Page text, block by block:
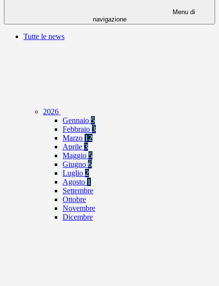
Menu di
navigazione
Tutte le news
2026
Gennaio 5
Febbraio 3
Marzo 12
Aprile 3
Maggio 5
Giugno 6
Luglio 2
Agosto 1
Settembre
Ottobre
Novembre
Dicembre